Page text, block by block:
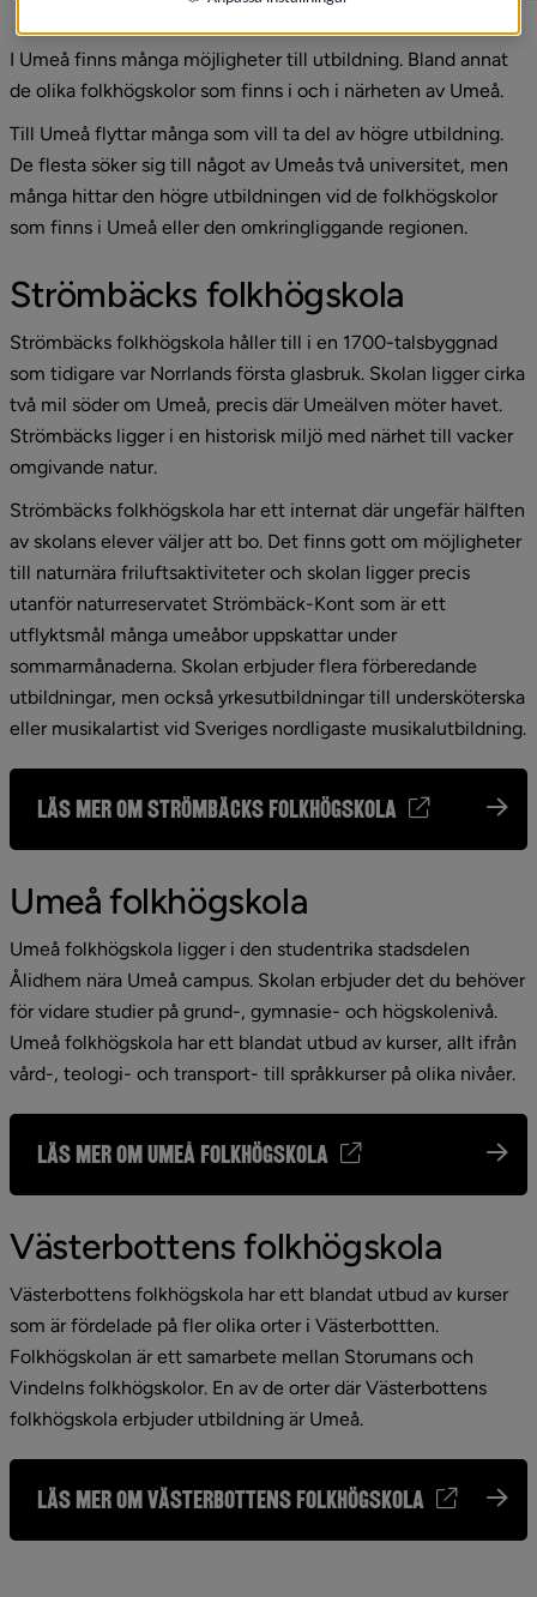
I Umeå finns många möjligheter till utbildning. Bland annat
de olika folkhögskolor som finns i och i närheten av Umeå.
Till Umeå flyttar många som vill ta del av högre utbildning.
De flesta söker sig till något av Umeås två universitet, men
många hittar den högre utbildningen vid de folkhögskolor
som finns i Umeå eller den omkringliggande regionen.
Strömbäcks folkhögskola
Strömbäcks folkhögskola håller till i en 1700-talsbyggnad
som tidigare var Norrlands första glasbruk. Skolan ligger cirka
två mil söder om Umeå, precis där Umeälven möter havet.
Strömbäcks ligger i en historisk miljö med närhet till vacker
omgivande natur.
Strömbäcks folkhögskola har ett internat där ungefär hälften
av skolans elever väljer att bo. Det finns gott om möjligheter
till naturnära friluftsaktiviteter och skolan ligger precis
utanför naturreservatet Strömbäck-Kont som är ett
utflyktsmål många umeåbor uppskattar under
sommarmånaderna. Skolan erbjuder flera förberedande
utbildningar, men också yrkesutbildningar till undersköterska
eller musikalartist vid Sveriges nordligaste musikalutbildning.
Läs mer om Strömbäcks folkhögskola
Umeå folkhögskola
Umeå folkhögskola ligger i den studentrika stadsdelen
Ålidhem nära Umeå campus. Skolan erbjuder det du behöver
för vidare studier på grund-, gymnasie- och högskolenivå.
Umeå folkhögskola har ett blandat utbud av kurser, allt ifrån
vård-, teologi- och transport- till språkkurser på olika nivåer.
Läs mer om Umeå folkhögskola
Västerbottens folkhögskola
Västerbottens folkhögskola har ett blandat utbud av kurser
som är fördelade på fler olika orter i Västerbottten.
Folkhögskolan är ett samarbete mellan Storumans och
Vindelns folkhögskolor. En av de orter där Västerbottens
folkhögskola erbjuder utbildning är Umeå.
Läs mer om Västerbottens folkhögskola